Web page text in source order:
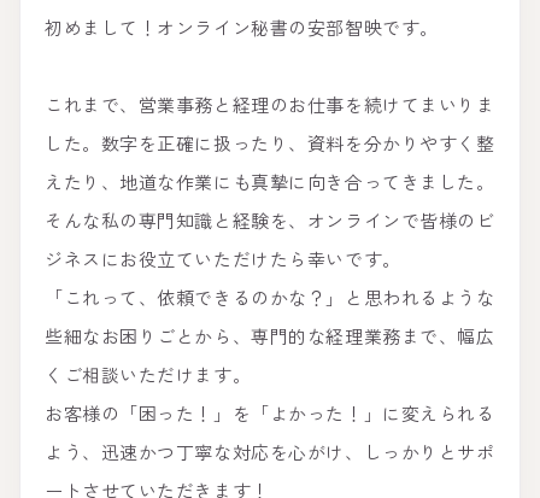
初めまして！オンライン秘書の安部智映です。
これまで、営業事務と経理のお仕事を続けてまいりま
した。数字を正確に扱ったり、資料を分かりやすく整
えたり、地道な作業にも真摯に向き合ってきました。
そんな私の専門知識と経験を、オンラインで皆様のビ
ジネスにお役立ていただけたら幸いです。
「これって、依頼できるのかな？」と思われるような
些細なお困りごとから、専門的な経理業務まで、幅広
くご相談いただけます。
お客様の「困った！」を「よかった！」に変えられる
よう、迅速かつ丁寧な対応を心がけ、しっかりとサポ
ートさせていただきます！